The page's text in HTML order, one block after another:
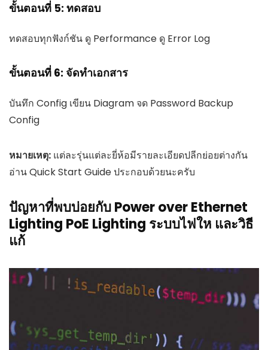
ขั้นตอนที่ 5: ทดสอบ
ทดสอบทุกฟังก์ชัน ดู Performance ดู Error Log
ขั้นตอนที่ 6: จัดทำเอกสาร
บันทึก Config เขียน Diagram จด Password Backup
Config
หมายเหตุ: แต่ละรุ่นแต่ละยี่ห้อมีรายละเอียดปลีกย่อยต่างกัน
อ่าน Quick Start Guide ประกอบด้วยนะครับ
ปัญหาที่พบบ่อยกับ Power over Ethernet
Lighting PoE Lighting ระบบไฟให และวิธี
แก้